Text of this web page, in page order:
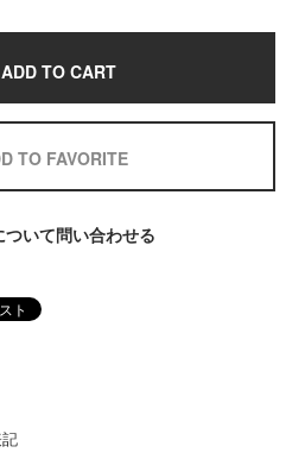
ADD TO CART
TO FAVORITE
ついて問い合わせる